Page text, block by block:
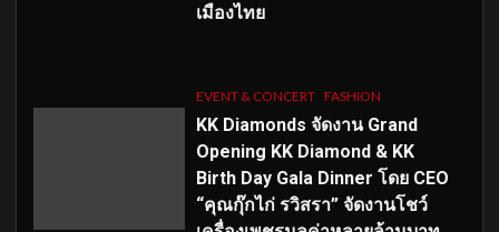
เมืองไทย
EVENT & CONCERT FASHION
KK Diamonds จัดงาน Grand
Opening KK Diamond & KK
Birth Day Gala Dinner โดย CEO
“คุณกุ๊กไก่ รวิสรา” จัดงานโชว์